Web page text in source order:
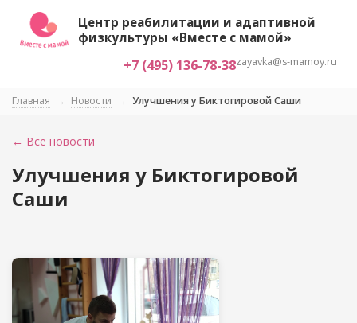
Центр реабилитации и адаптивной
физкультуры «Вместе с мамой»
+7 (495) 136-78-38zayavka@s-mamoy.ru
Главная → Новости → Улучшения у Биктогировой Саши
← Все новости
Улучшения у Биктогировой
Саши